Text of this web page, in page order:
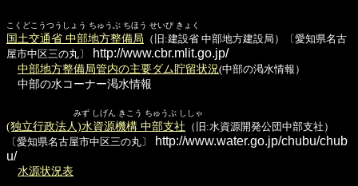
こくどこうつうしょう ちゅうぶ ちほう せいび きょく
国土交通省 中部地方整備局 （旧:建設省 中部地方建設局）〔愛知県名古
屋市中区三の丸〕
http://www.cbr.mlit.go.jp/
中部地方整備局管内の主要ダム貯留状況(中部の渇水情報）
中部の水コーナー渇水情報
みず しげん きこう ちゅうぶ ししゃ
(独立行政法人)水資源機構 中部支社 （旧:水資源開発公団中部支社）
〔愛知県名古屋市中区三の丸〕
http://www.water.go.jp/chubu/chub
u/
水源状況表